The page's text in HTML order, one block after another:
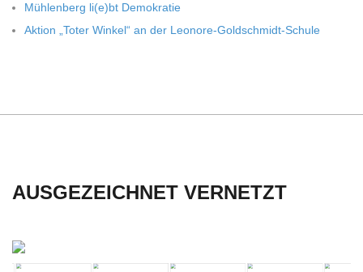
Müh­len­berg li(e)bt Demokratie
Aktion „Toter Win­kel“ an der Leonore-Goldschmidt-Schule
AUSGEZEICHNET VERNETZT